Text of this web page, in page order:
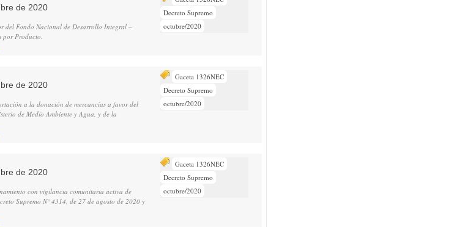
Decreto Supremo
octubre/2020
de 2020
del Fondo Nacional de Desarrollo Integral –
por Producto.
Gaceta 1326NEC
Decreto Supremo
octubre/2020
de 2020
a la donación de mercancías a favor del
de Medio Ambiente y Agua, y de la
Gaceta 1326NEC
Decreto Supremo
octubre/2020
de 2020
con vigilancia comunitaria activa de
Supremo N° 4314, de 27 de agosto de 2020 y